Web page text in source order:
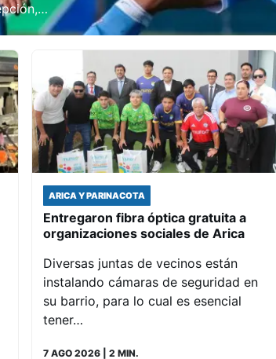
ARICA Y PARINACOTA
Entregaron fibra óptica gratuita a
organizaciones sociales de Arica
Diversas juntas de vecinos están
instalando cámaras de seguridad en
su barrio, para lo cual es esencial
tener…
7 AGO 2026 | 2 MIN.